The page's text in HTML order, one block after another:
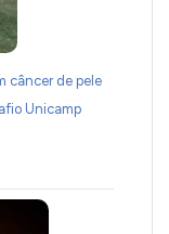
câncer de pele
Unicamp